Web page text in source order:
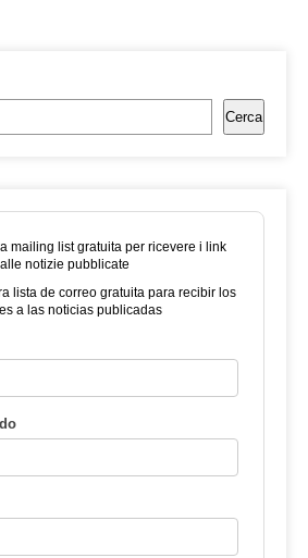
Cerca
mailing list gratuita per ricevere i link
alle notizie pubblicate
lista de correo gratuita para recibir los
a las noticias publicadas